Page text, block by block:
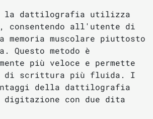
la dattilografia utilizza
all'utente di
muscolare piuttosto
Questo metodo è
più veloce e permette
di scrittura più fluida. I
della dattilografia
con due dita